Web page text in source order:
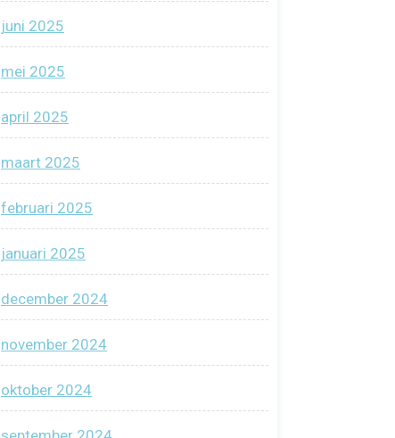
juni 2025
mei 2025
april 2025
maart 2025
februari 2025
januari 2025
december 2024
november 2024
oktober 2024